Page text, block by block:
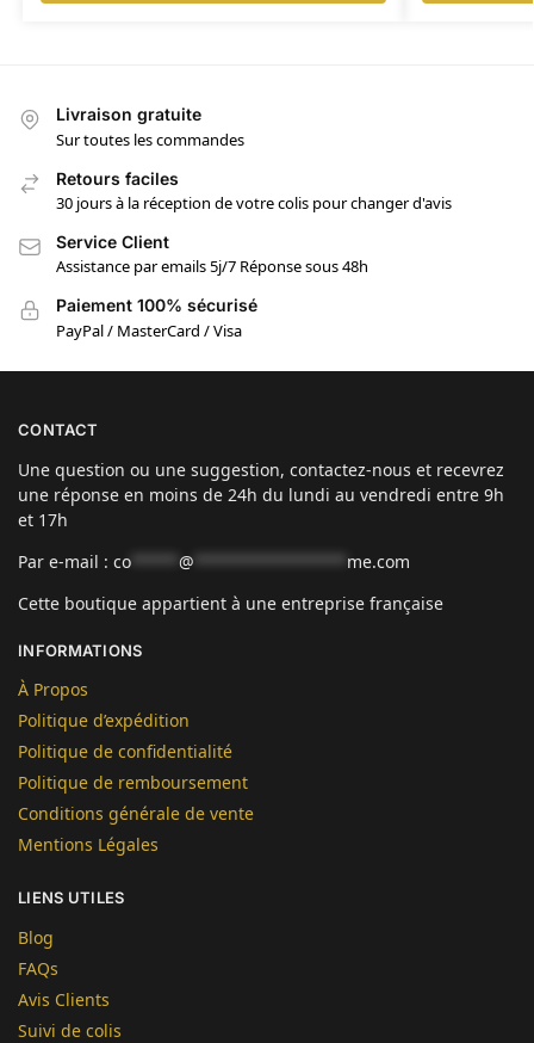
Livraison gratuite
Sur toutes les commandes
Retours faciles
30 jours à la réception de votre colis pour changer d'avis
Service Client
Assistance par emails 5j/7 Réponse sous 48h
Paiement 100% sécurisé
PayPal / MasterCard / Visa
CONTACT
Une question ou une suggestion, contactez-nous et recevrez
une réponse en moins de 24h du lundi au vendredi entre 9h
et 17h
Par e-mail : co @
me.com
Cette boutique appartient à une entreprise française
INFORMATIONS
À Propos
Politique d’expédition
Politique de confidentialité
Politique de remboursement
Conditions générale de vente
Mentions Légales
LIENS UTILES
Blog
FAQs
Avis Clients
Suivi de colis